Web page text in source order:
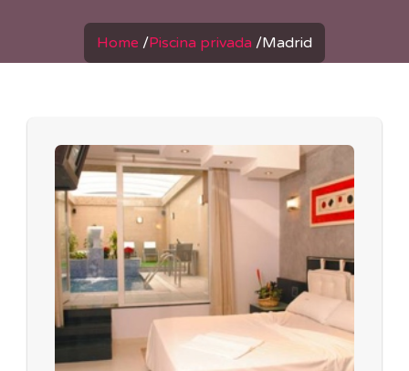
Home /Piscina privada /Madrid